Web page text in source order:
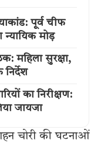
पूर्व चीफ
न्यायिक मोड़
महिला सुरक्षा,
का निरीक्षण:
जायजा
चोरी की घटनाओं